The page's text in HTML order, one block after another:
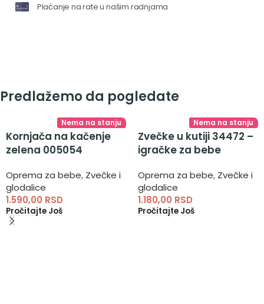
Plaćanje na rate u našim radnjama
Predlažemo da pogledate
Nema na stanju
Kornjača na kačenje
zelena 005054
Oprema za bebe, Zvečke i
glodalice
1.590,00 RSD
Pročitajte Još
Nema na stanju
Zvečke u kutiji 34472 –
igračke za bebe
Oprema za bebe, Zvečke i
glodalice
1.180,00 RSD
Pročitajte Još